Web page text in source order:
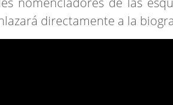
directamente a la